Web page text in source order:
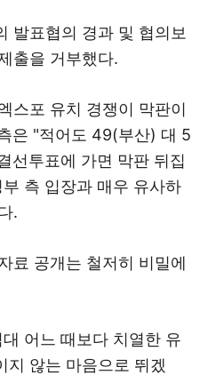
발표협의 경과 및 협의보
출을 거부했다.
스포 유치 경쟁이 막판이
은 "적어도 49(부산) 대 5
선투표에 가면 막판 뒤집
측 입장과 매우 유사하
.
료 공개는 철저히 비밀에
어느 때보다 치열한 유
지 않는 마음으로 뛰겠